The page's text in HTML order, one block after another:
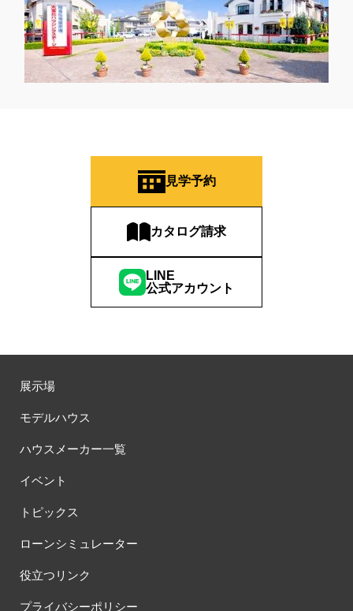
見学予約
カタログ請求
LINE
公式アカウント
展示場
モデルハウス
ハウスメーカー一覧
イベント
トピックス
ローンシミュレーター
役立つリンク
プライバシーポリシー